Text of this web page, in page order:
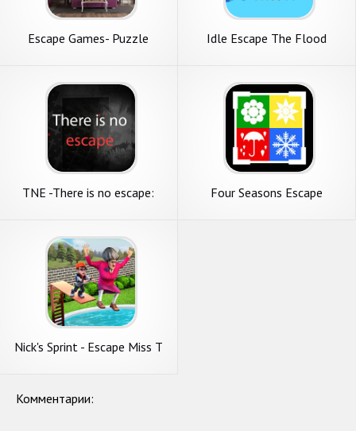
Escape Games- Puzzle
Idle Escape The Flood
TNE -There is no escape:
Four Seasons Escape
Nick's Sprint - Escape Miss T
Комментарии: